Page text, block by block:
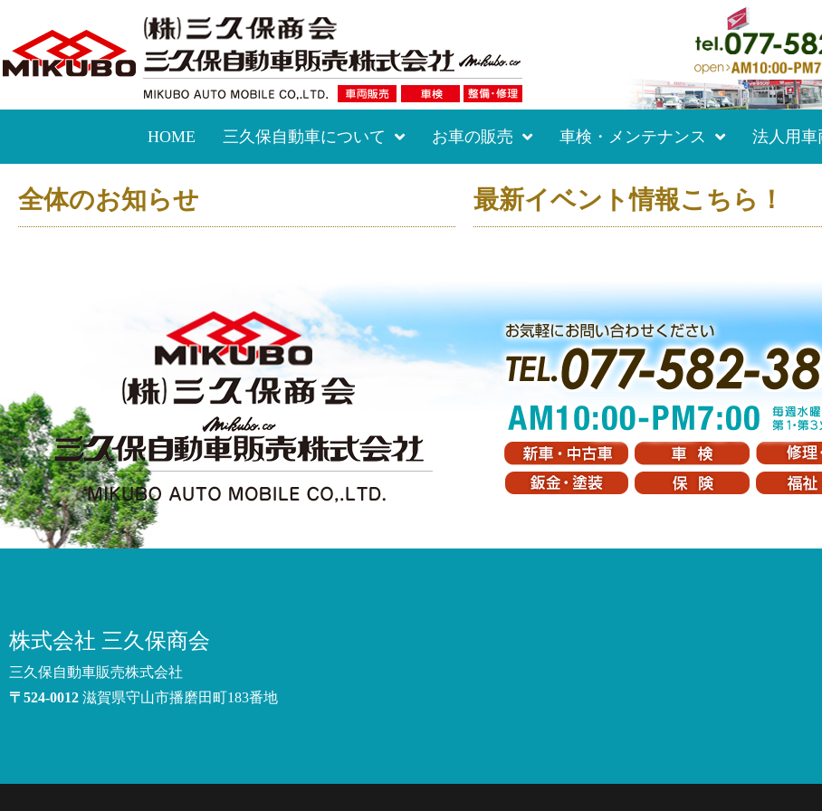
HOME 三久保自動車について お車の販売 車検・メンテナンス 法人用車
全体のお知らせ 最新イベント情報こちら！
株式会社 三久保商会
三久保自動車販売株式会社
〒524-0012 滋賀県守山市播磨田町183番地